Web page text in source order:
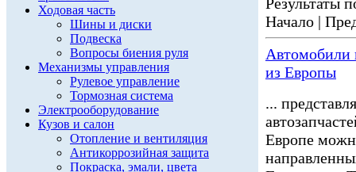
Ходовая часть
Шины и диски
Подвеска
Вопросы биения руля
Механизмы управления
Рулевое управление
Тормозная система
Электрооборудование
Кузов и салон
Отопление и вентиляция
Антикоррозийная защита
Покраска, эмали, цвета
Начало |
Автомобили
из Европы
...
Европе